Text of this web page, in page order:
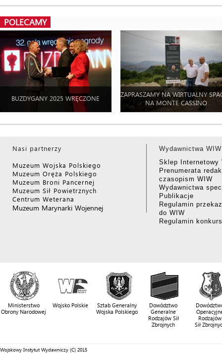
POLECAMY
BUZDYGANY 2025 WRĘCZONE
ZAPRASZAMY NA WIRTUALNY
NA MONTE CASSINO
Nasi partnerzy
Muzeum Wojska Polskiego
Muzeum Oręża Polskiego
Muzeum Broni Pancernej
Muzeum Sił Powietrznych
Centrum Weterana
Muzeum Marynarki Wojennej
Wydawnictwa WIW
Sklep Internetowy
Prenumerata
czasopism WIW
Wydawnictwa
Publikacje
Regulamin
do WIW
Regulamin
Ministerstwo
Obrony Narodowej
Wojsko Polskie
Sztab Generalny
Wojska Polskiego
Dowództwo
Generalne
Rodzajów Sił
Zbrojnych
Rodzajów
Sił
Wojskowy Instytut Wydawniczy (C) 2015